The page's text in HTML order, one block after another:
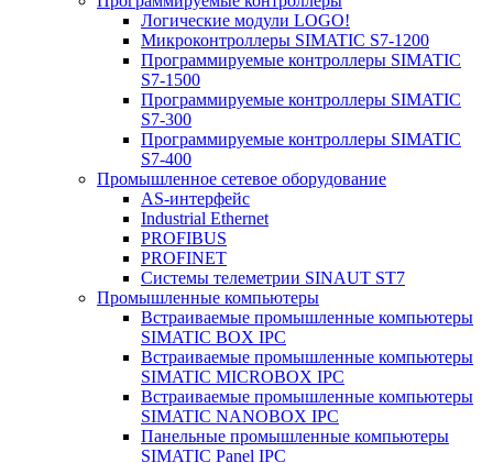
Логические модули LOGO!
Микроконтроллеры SIMATIC S7-1200
Программируемые контроллеры SIMATIC
S7-1500
Программируемые контроллеры SIMATIC
S7-300
Программируемые контроллеры SIMATIC
S7-400
Промышленное сетевое оборудование
AS-интерфейс
Industrial Ethernet
PROFIBUS
PROFINET
Системы телеметрии SINAUT ST7
Промышленные компьютеры
Встраиваемые промышленные компьютеры
SIMATIC BOX IPC
Встраиваемые промышленные компьютеры
SIMATIC MICROBOX IPC
Встраиваемые промышленные компьютеры
SIMATIC NANOBOX IPC
Панельные промышленные компьютеры
SIMATIC Panel IPC